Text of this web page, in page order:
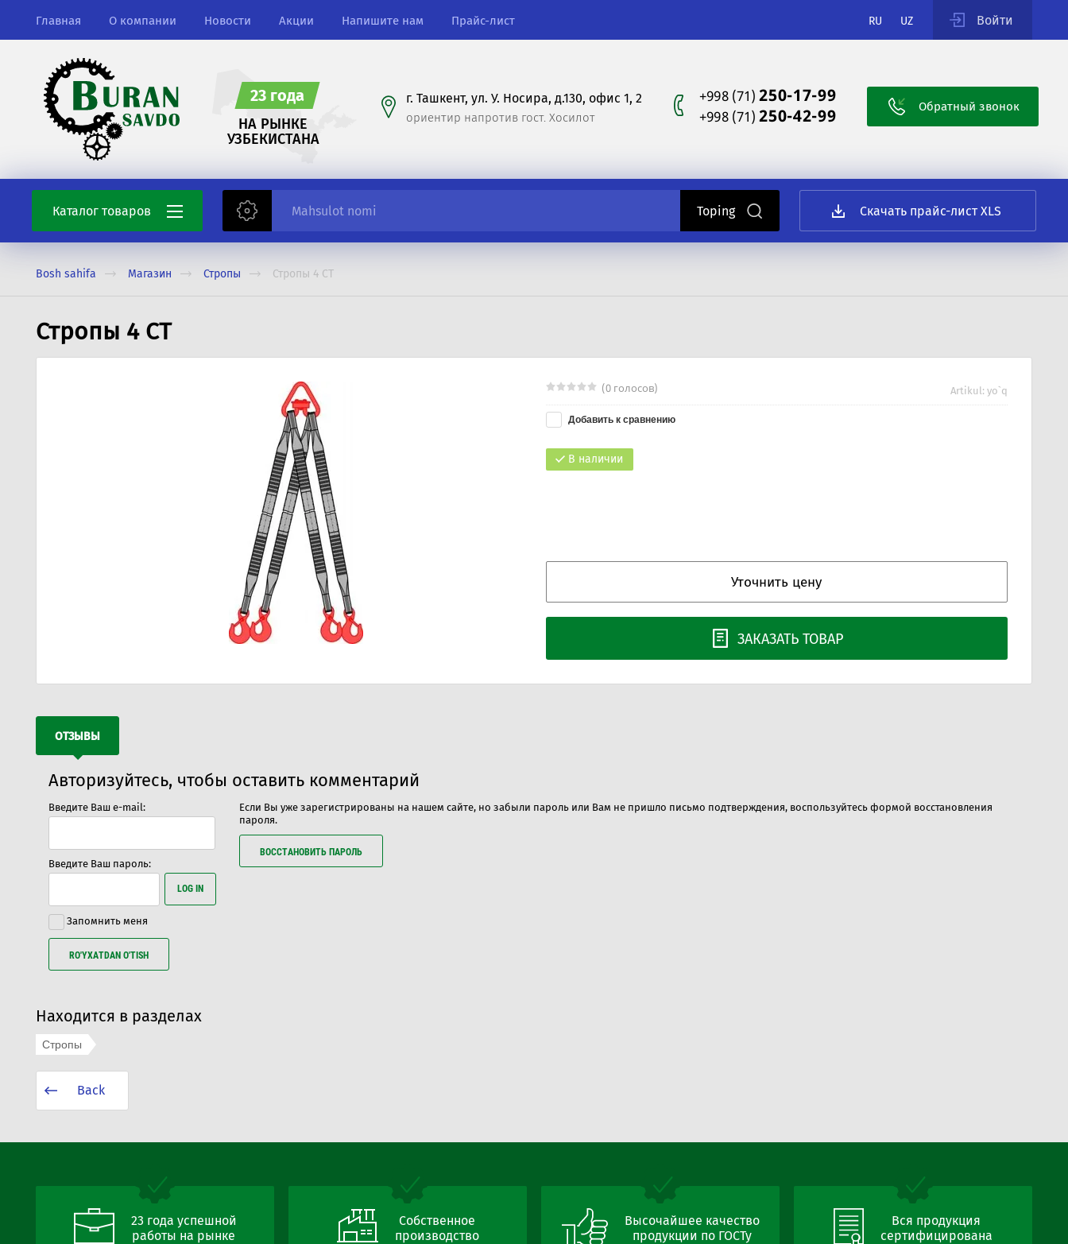
Главная О компании Новости Акции Напишите нам Прайс-лист RU UZ Войти
23 года
НА РЫНКЕ
УЗБЕКИСТАНА
г. Ташкент, ул. У. Носира, д.130, офис 1, 2
ориентир напротив гост. Хосилот
+998 (71)250-17-99
+998 (71)250-42-99 Обратный звонок
Каталог товаров Скачать прайс-лист XLS
Bosh sahifa Магазин Стропы Стропы 4 СТ
Стропы 4 СТ
(0 голосов) Artikul: yo`q
Добавить к сравнению
В наличии
Уточнить цену
ЗАКАЗАТЬ ТОВАР
ОТЗЫВЫ
Авторизуйтесь, чтобы оставить комментарий
Введите Ваш e-mail:
Введите Ваш пароль:
LOG IN
Запомнить меня
RO'YXATDAN O'TISH
Если Вы уже зарегистрированы на нашем сайте, но забыли пароль или Вам не пришло письмо подтверждения, воспользуйтесь формой восстановления
пароля.
ВОССТАНОВИТЬ ПАРОЛЬ
Находится в разделах
Стропы
Back
23 года успешной
работы на рынке
Собственное
производство
Высочайшее качество
продукции по ГОСТу
Вся продукция
сертифицирована